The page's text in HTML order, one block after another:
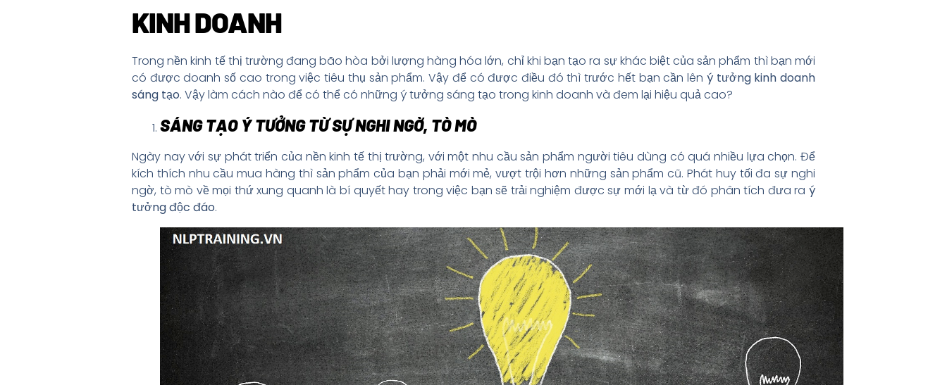
KINH DOANH
Trong nền kinh tế thị trường đang bão hòa bởi lượng hàng hóa lớn, chỉ khi bạn tạo ra sự khác biệt của sản phẩm thì bạn mới
có được doanh số cao trong việc tiêu thụ sản phẩm. Vậy để có được điều đó thì trước hết bạn cần lên ý tưởng kinh doanh
sáng tạo. Vậy làm cách nào để có thể có những ý tưởng sáng tạo trong kinh doanh và đem lại hiệu quả cao?
SÁNG TẠO Ý TƯỞNG TỪ SỰ NGHI NGỜ, TÒ MÒ
Ngày nay với sự phát triển của nền kinh tế thị trường, với một nhu cầu sản phẩm người tiêu dùng có quá nhiều lựa chọn. Để
kích thích nhu cầu mua hàng thì sản phẩm của bạn phải mới mẻ, vượt trội hơn những sản phẩm cũ. Phát huy tối đa sự nghi
ngờ, tò mò về mọi thứ xung quanh là bí quyết hay trong việc bạn sẽ trải nghiệm được sự mới lạ và từ đó phân tích đưa ra ý
tưởng độc đáo.